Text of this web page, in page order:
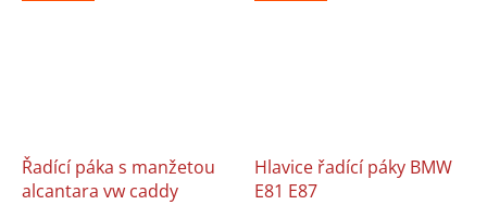
Řadící páka s manžetou
alcantara vw caddy
Hlavice řadící páky BMW
E81 E87